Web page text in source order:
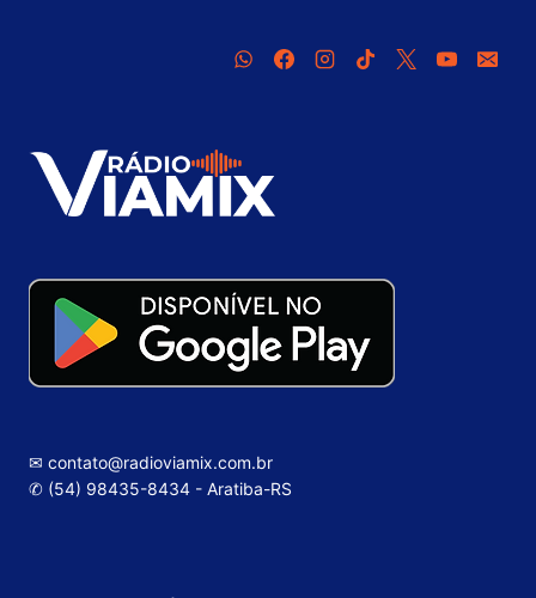
✉ contato@radioviamix.com.br
✆ (54) 98435-8434 - Aratiba-RS